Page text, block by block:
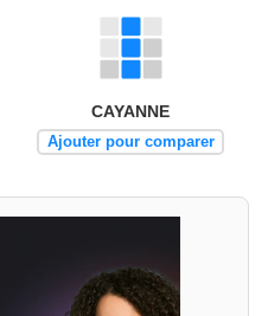
CAYANNE
Ajouter pour comparer